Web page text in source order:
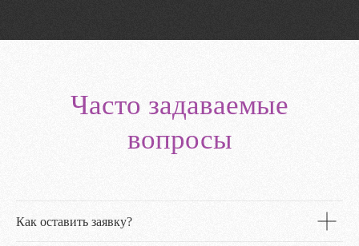
Часто задаваемые
вопросы
Как оставить заявку?